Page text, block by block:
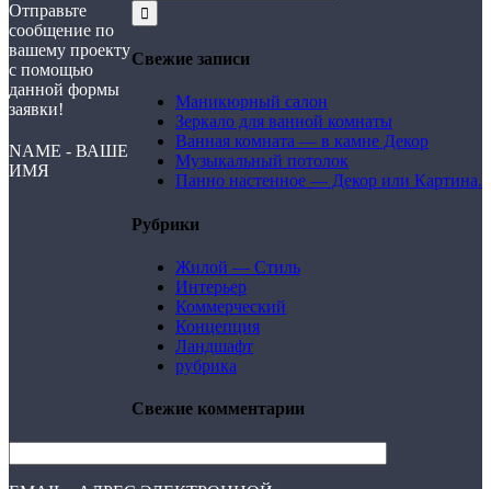
Свежие записи
Маникюрный салон
Зеркало для ванной комнаты
Ванная комната — в камне Декор
Музыкальный потолок
Панно настенное — Декор или Картина.
Рубрики
Жилой — Стиль
Интерьер
Коммерческий
Концепция
Ландшафт
рубрика
Свежие комментарии
Отправьте
сообщение по
вашему проекту
с помощью
данной формы
заявки!
NAME - ВАШЕ
ИМЯ